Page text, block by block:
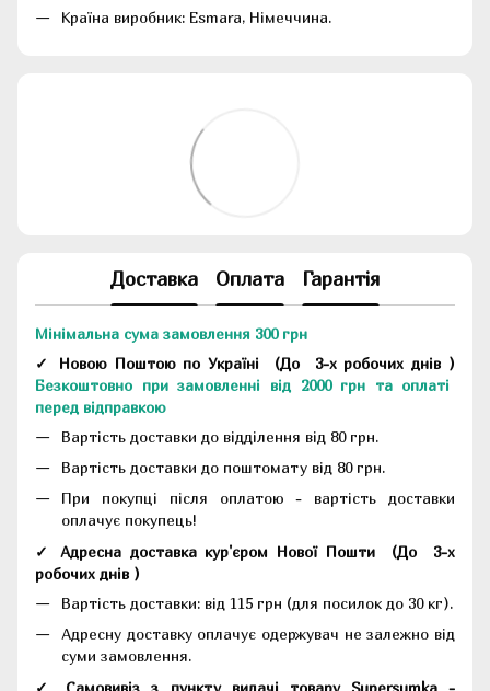
Країна виробник: Esmara, Німеччина.
Доставка Оплата Гарантія
Мінімальна сума замовлення 300 грн
✓ Новою Поштою по Україні (До 3-х робочих днів )
Безкоштовно при замовленні від 2000 грн та оплаті
перед відправкою
Вартість доставки до відділення від 80 грн.
Вартість доставки до поштомату від 80 грн.
При покупці після оплатою - вартість доставки
оплачує покупець!
✓ Адресна доставка кур'єром Нової Пошти (До 3-х
робочих днів )
Вартість доставки: від 115 грн (для посилок до 30 кг).
Адресну доставку оплачує одержувач не залежно від
суми замовлення.
✓ Самовивіз з пункту видачі товару Supersumka -